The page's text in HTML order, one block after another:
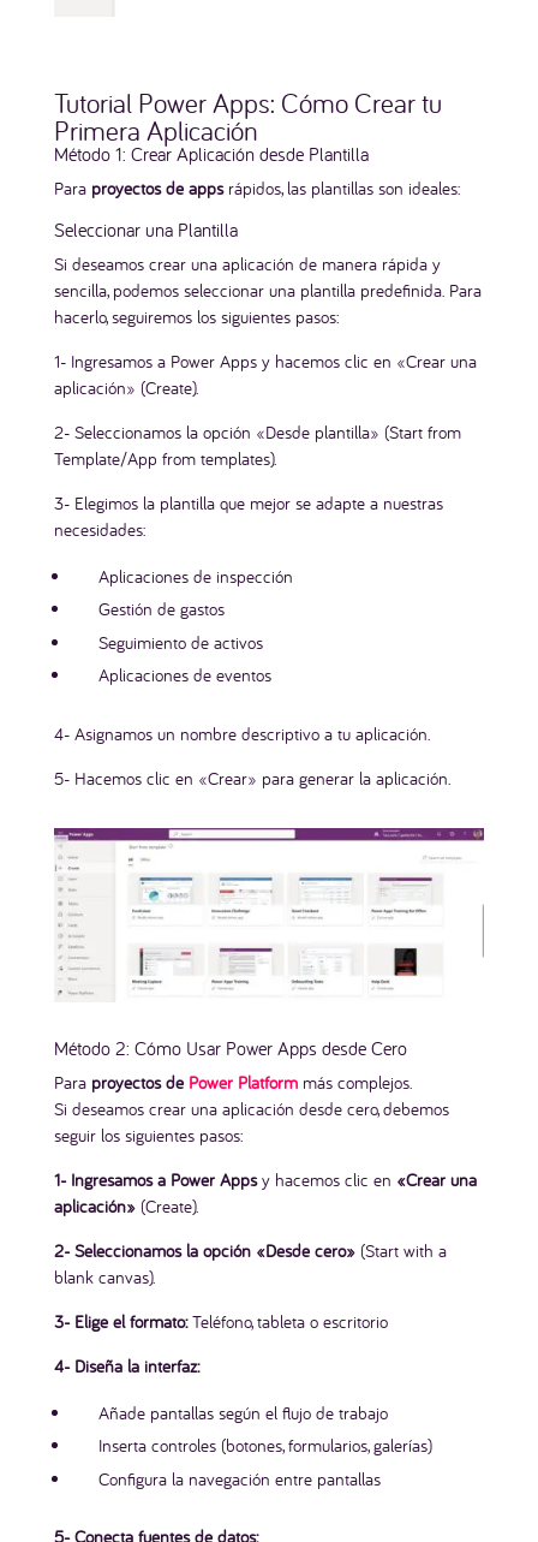
Tutorial Power Apps: Cómo Crear tu
Primera Aplicación
Método 1: Crear Aplicación desde Plantilla
Para proyectos de appsrápidos, las plantillas son ideales:
Seleccionar una Plantilla
Si deseamos crear una aplicación de manera rápida y
sencilla, podemos seleccionar una plantilla predefinida. Para
hacerlo, seguiremos los siguientes pasos:
1- Ingresamos a Power Apps y hacemos clic en «Crear una
aplicación» (Create).
2- Seleccionamos la opción «Desde plantilla» (Start from
Template/App from templates).
3- Elegimos la plantilla que mejor se adapte a nuestras
necesidades:
Aplicaciones de inspección
Gestión de gastos
Seguimiento de activos
Aplicaciones de eventos
4- Asignamos un nombre descriptivo a tu aplicación.
5- Hacemos clic en «Crear» para generar la aplicación.
Método 2: Cómo Usar Power Apps desde Cero
Para proyectos de Power Platformmás complejos.
Si deseamos crear una aplicación desde cero, debemos
seguir los siguientes pasos:
1- Ingresamos a Power Appsy hacemos clic en «Crear una
aplicación»(Create).
2- Seleccionamos la opción «Desde cero»(Start with a
blank canvas).
3- Elige el formato:Teléfono, tableta o escritorio
4- Diseña la interfaz:
Añade pantallas según el flujo de trabajo
Inserta controles (botones, formularios, galerías)
Configura la navegación entre pantallas
5- Conecta fuentes de datos:
✅ Checklist Testeado para
publicar tu App SIN Errores
Evita errores costosos y garantiza un deploy
– Detecta Errores antes que tus usuarios.
– Pruebas / Optimización de rendimiento /
Seguridad.